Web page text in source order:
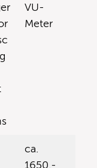
VU-
Meter
ca.
1650,-